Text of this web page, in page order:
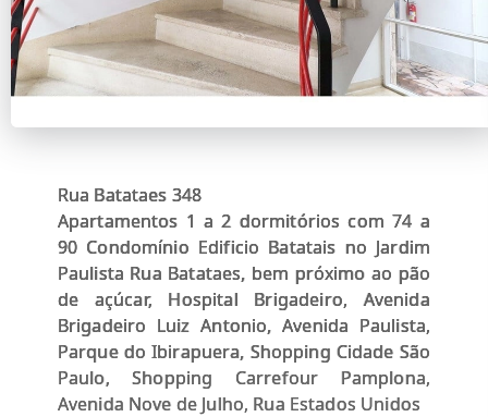
Rua Batataes 348
Apartamentos 1 a 2 dormitórios com 74 a
90 Condomínio Edificio Batatais no Jardim
Paulista Rua Batataes, bem próximo ao pão
de açúcar, Hospital Brigadeiro, Avenida
Brigadeiro Luiz Antonio, Avenida Paulista,
Parque do Ibirapuera, Shopping Cidade São
Paulo, Shopping Carrefour Pamplona,
Avenida Nove de Julho, Rua Estados Unidos